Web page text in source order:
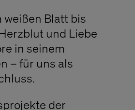
weißen Blatt bis
und Liebe
in seinem
– für uns als
der